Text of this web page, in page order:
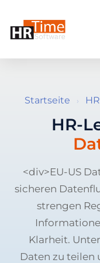
Startseite ›
HR-
<div>EU-US
sicheren
strengen
Klarheit.
Daten zu teilen